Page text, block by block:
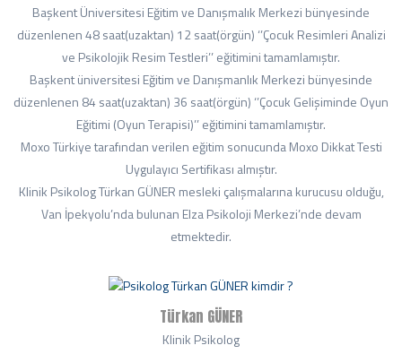
Başkent Üniversitesi Eğitim ve Danışmalık Merkezi bünyesinde
düzenlenen 48 saat(uzaktan) 12 saat(örgün) ‘’Çocuk Resimleri Analizi
ve Psikolojik Resim Testleri’’ eğitimini tamamlamıştır.
Başkent üniversitesi Eğitim ve Danışmanlık Merkezi bünyesinde
düzenlenen 84 saat(uzaktan) 36 saat(örgün) ‘’Çocuk Gelişiminde Oyun
Eğitimi (Oyun Terapisi)’’ eğitimini tamamlamıştır.
Moxo Türkiye tarafından verilen eğitim sonucunda Moxo Dikkat Testi
Uygulayıcı Sertifikası almıştır.
Klinik Psikolog Türkan GÜNER mesleki çalışmalarına kurucusu olduğu,
Van İpekyolu’nda bulunan Elza Psikoloji Merkezi’nde devam
etmektedir.
Türkan GÜNER
Klinik Psikolog